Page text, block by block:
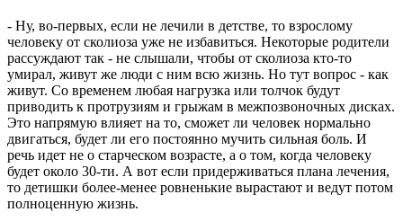
- Ну, во-первых, если не лечили в детстве, то взрослому
человеку от сколиоза уже не избавиться. Некоторые родители
рассуждают так - не слышали, чтобы от сколиоза кто-то
умирал, живут же люди с ним всю жизнь. Но тут вопрос - как
живут. Со временем любая нагрузка или толчок будут
приводить к протрузиям и грыжам в межпозвоночных дисках.
Это напрямую влияет на то, сможет ли человек нормально
двигаться, будет ли его постоянно мучить сильная боль. И
речь идет не о старческом возрасте, а о том, когда человеку
будет около 30-ти. А вот если придерживаться плана лечения,
то детишки более-менее ровненькие вырастают и ведут потом
полноценную жизнь.